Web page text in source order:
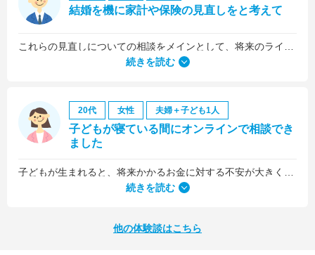
結婚を機に家計や保険の見直しをと考えて
続きを読む
20代 女性 夫婦＋子ども1人
子どもが寝ている間にオンラインで相談でき
ました
何より、とても親身になって対応してくださって大満足。うちと同じように子どもの将来のお金のことで悩んでいる友人にも教えました。
続きを読む
他の体験談はこちら